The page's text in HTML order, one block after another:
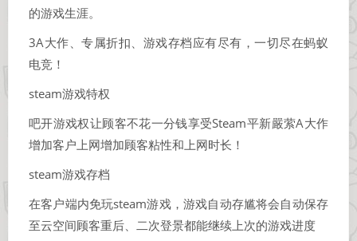
的游戏生涯。
3A大作、专属折扣、游戏存档应有尽有，一切尽在蚂蚁
电竞！
steam游戏特权
吧开游戏权让顾客不花一分钱享受Steam平新嚴萦A大作
增加客户上网增加顾客粘性和上网时长！
steam游戏存档
在客户端内免玩steam游戏，游戏自动存尴将会自动保存
至云空间顾客重后、二次登景都能继续上次的游戏进度